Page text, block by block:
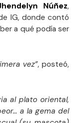
Núñez,
IG, donde contó
a qué podía ser
vez”, posteó,
al plato oriental,
a la gema del